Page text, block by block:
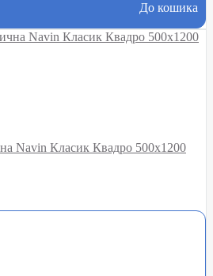
До кошика
Navin Класик Квадро 500х1200